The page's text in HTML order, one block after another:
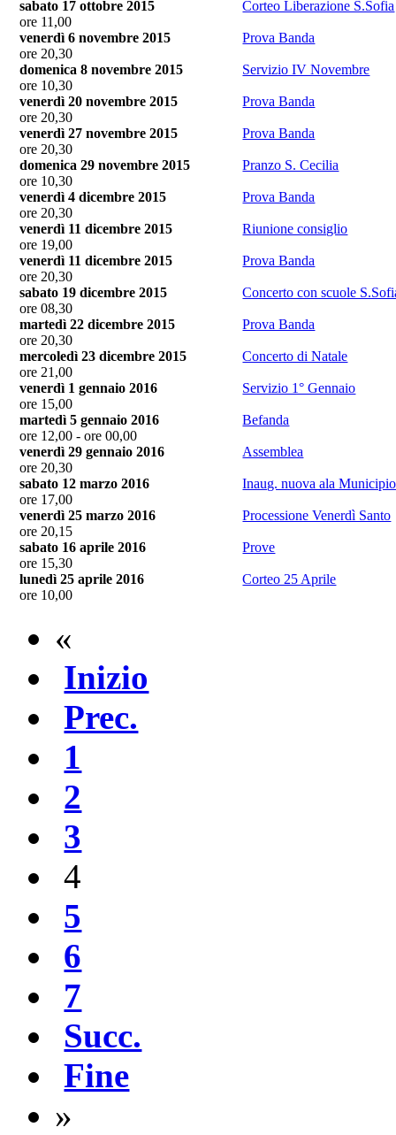
sabato 17 ottobre 2015
ore 11,00
Corteo Liberazione S.Sofia
venerdì 6 novembre 2015
ore 20,30
Prova Banda
domenica 8 novembre 2015
ore 10,30
Servizio IV Novembre
venerdì 20 novembre 2015
ore 20,30
Prova Banda
venerdì 27 novembre 2015
ore 20,30
Prova Banda
domenica 29 novembre 2015
ore 10,30
Pranzo S. Cecilia
venerdì 4 dicembre 2015
ore 20,30
Prova Banda
venerdì 11 dicembre 2015
ore 19,00
Riunione consiglio
venerdì 11 dicembre 2015
ore 20,30
Prova Banda
sabato 19 dicembre 2015
ore 08,30
Concerto con scuole
martedì 22 dicembre 2015
ore 20,30
Prova Banda
mercoledì 23 dicembre 2015
ore 21,00
Concerto di Natale
venerdì 1 gennaio 2016
ore 15,00
Servizio 1° Gennaio
martedì 5 gennaio 2016
ore 12,00 - ore 00,00
Befanda
venerdì 29 gennaio 2016
ore 20,30
Assemblea
sabato 12 marzo 2016
ore 17,00
Inaug. nuova ala Municipio
venerdì 25 marzo 2016
ore 20,15
Processione Venerdì Santo
sabato 16 aprile 2016
ore 15,30
Prove
lunedì 25 aprile 2016
ore 10,00
Corteo 25 Aprile
«
Inizio
Prec.
1
2
3
4
5
6
7
Succ.
Fine
»